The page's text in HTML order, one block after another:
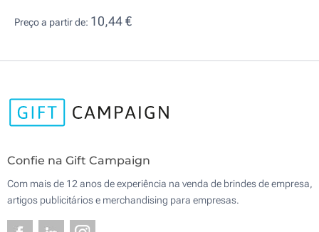
Preço a partir de: 10,44 €
Confie na Gift Campaign
Com mais de 12 anos de experiência na venda de brindes de empresa,
artigos publicitários e merchandising para empresas.